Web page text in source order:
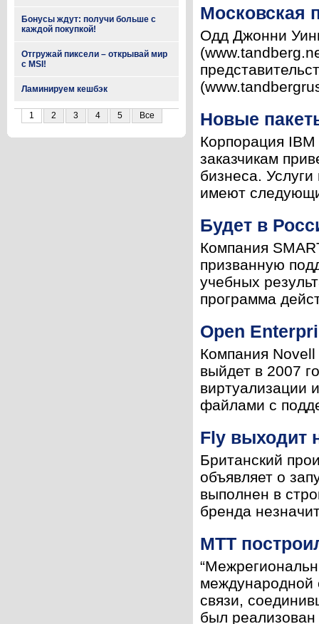
Бонусы ждут: получи больше с
каждой покупкой!
Отгружай пиксели – открывай мир
с MSI!
Ламинируем кешбэк
1 2 3 4 5 Все
Московская
Одд Джонни
Новые
Корпорация IBM
заказчикам
бизнеса.
имеют
Будет в
Компания
призванную
учебных
программа
Open
Компания Novell
выйдет в 2007
виртуализации
файлами с
Fly выходит
Британский
объявляет о
выполнен в
бренда
МТТ
международной
связи,
был